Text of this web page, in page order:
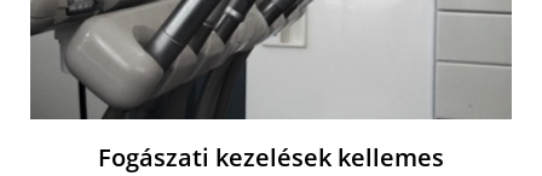
Fogászati kezelések kellemes